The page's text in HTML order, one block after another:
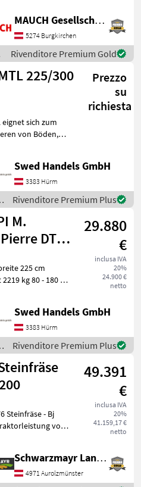
escavatori
ed escavatori a
MAUCH Gesellschaft m.b.H. & Co.KG
5274 Burgkirchen
Rivenditore Premium Gold
225/300
Prezzo
su
richiesta
eignet sich zum
von Böden,
von Steinen –
Arbeitstiefe von
cm. Die Ze
Swed Handels GmbH
3383 Hürm
Rivenditore Premium Plus
M.
DT
29.880
€
inclusa IVA
20%
24.900 €
netto
225 cm
kg 80 - 180 PS
Steine bis 20 cm
Swed Handels GmbH
3383 Hürm
Rivenditore Premium Plus
49.391
€
inclusa IVA
20%
41.159,17 €
netto
- Bj
von
- max.
max -
Schwarzmayr Landtechnik GmbH - Aurolzmünster
4971 Aurolzmünster